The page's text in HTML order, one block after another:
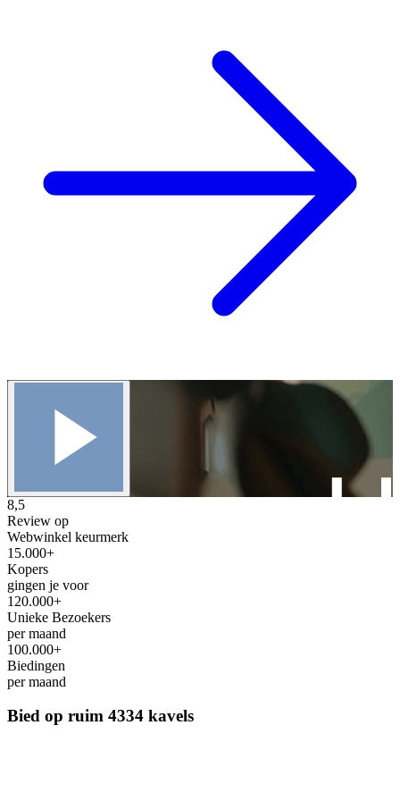
8,5
Review op
Webwinkel keurmerk
15.000+
Kopers
gingen je voor
120.000+
Unieke Bezoekers
per maand
100.000+
Biedingen
per maand
Bied op ruim 4334 kavels